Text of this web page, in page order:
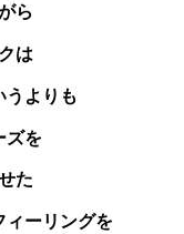
ら
は
うよりも
ズを
た
ィーリングを